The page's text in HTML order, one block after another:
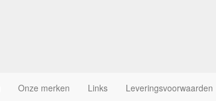
Onze merken Links Leveringsvoorwaarden